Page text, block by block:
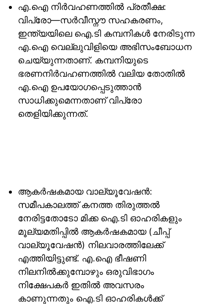
എ.ഐ നിർവഹണത്തിൽ പ്രതീക്ഷ:
വിപ്രോ—സർവീസ്നൗ സഹകരണം,
ഇന്ത്യയിലെ ഐ.ടി കമ്പനികൾ നേരിടുന്ന
എ.ഐ വെല്ലുവിളിയെ അഭിസംബോധന
ചെയ്യുന്നതാണ്. കമ്പനിയുടെ
ഭരണനിർവഹണത്തിൽ വലിയ തോതിൽ
എ.ഐ ഉപയോ​ഗപ്പെടുത്താൻ
സാധിക്കുമെന്നതാണ് വിപ്രോ
തെളിയിക്കുന്നത്.
ആകർഷകമായ വാല്യൂവേഷൻ:
സമീപകാലത്ത് കനത്ത തിരുത്തൽ
നേരിട്ടതോടോ മിക്ക ഐ.ടി ഓഹരികളും
മൂല്യമതിപ്പിൽ ആകർഷകമായ (ചീപ്പ്
വാല്യൂവേഷൻ) നിലവാരത്തിലേക്ക്
എത്തിയിട്ടുണ്ട്. എ.ഐ ഭീഷണി
നിലനിൽക്കുമ്പോഴും ഒരുവിഭാ​ഗം
നിക്ഷേപകർ ഇതിൽ അവസരം
കാണുന്നതും ഐ.ടി ഓഹരികൾക്ക്